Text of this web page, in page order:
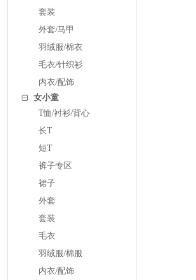
套装
外套/马甲
羽绒服/棉衣
毛衣/针织衫
内衣/配饰
女小童
T恤/衬衫/背心
长T
短T
裤子专区
裙子
外套
套装
毛衣
羽绒服/棉服
内衣/配饰